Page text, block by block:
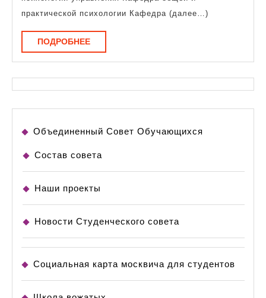
практической психологии Кафедра (далее…)
ПОДРОБНЕЕПОДРОБНЕЕ
Объединенный Совет Обучающихся
Состав совета
Наши проекты
Новости Студенческого совета
Социальная карта москвича для студентов